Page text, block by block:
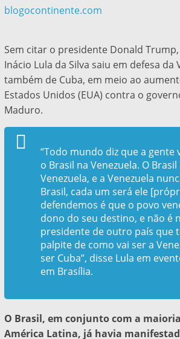
blogocontinente.com
Sem citar o presidente Donald
Inácio Lula da Silva saiu em defesa da
também de Cuba, em meio ao
Estados Unidos (EUA) contra o
Maduro.
“Todo mundo diz que a
o Brasil na Venezuela. O
Venezuela, e a Venezuela
Brasil, cada um será ele
defendemos é que o povo
dono do seu destino, e não é
presidente de outro país que
palpite de como vai ser a
ser Cuba”, disse Lula em
em Brasília.
O Brasil, em conjunto com a
América Latina, já havia